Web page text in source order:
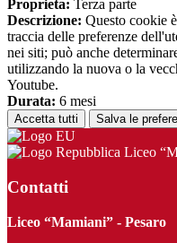
Proprieta: Terza parte
Descrizione: Questo cookie
traccia delle preferenze
nei siti; può anche
utilizzando la nuova o la
Youtube.
Durata: 6 mesi
Accetta tutti Salva le
Liceo
Contatti
Liceo “Mamiani” - Pesaro